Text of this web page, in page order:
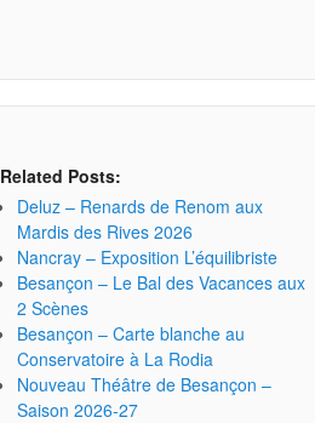
Related Posts:
Deluz – Renards de Renom aux
Mardis des Rives 2026
Nancray – Exposition L’équilibriste
Besançon – Le Bal des Vacances aux
2 Scènes
Besançon – Carte blanche au
Conservatoire à La Rodia
Nouveau Théâtre de Besançon –
Saison 2026-27